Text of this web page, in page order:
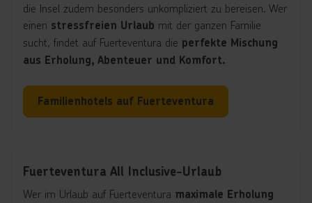
die Insel zudem besonders unkompliziert zu bereisen. Wer
einen stressfreien Urlaub mit der ganzen Familie
sucht, findet auf Fuerteventura die perfekte Mischung
aus Erholung, Abenteuer und Komfort.
Familienhotels auf Fuerteventura
Fuerteventura All Inclusive-Urlaub
Wer im Urlaub auf Fuerteventura maximale Erholung